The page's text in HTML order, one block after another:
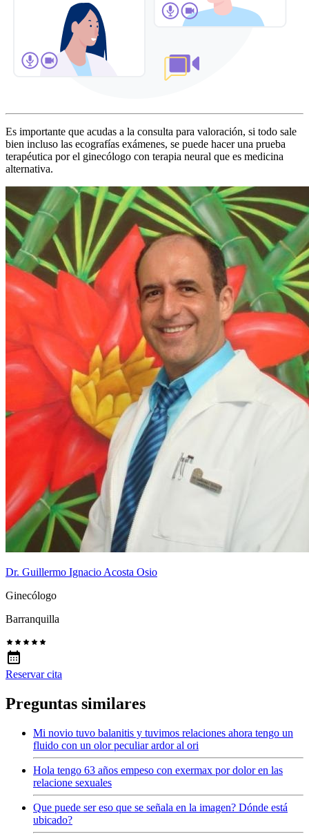
Es importante que acudas a la consulta para valoración, si todo sale
bien incluso las ecografías exámenes, se puede hacer una prueba
terapéutica por el ginecólogo con terapia neural que es medicina
alternativa.
Dr. Guillermo Ignacio Acosta Osio
Ginecólogo
Barranquilla
Reservar cita
Preguntas similares
Mi novio tuvo balanitis y tuvimos relaciones ahora tengo un
fluido con un olor peculiar ardor al ori
Hola tengo 63 años empeso con exermax por dolor en las
relacione sexuales
Que puede ser eso que se señala en la imagen? Dónde está
ubicado?